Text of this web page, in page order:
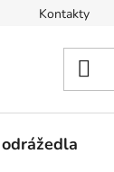
Kontakty